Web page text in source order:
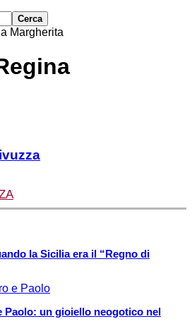
Margherita
la Sicilia era il “Regno di
Paolo: un gioiello neogotico nel